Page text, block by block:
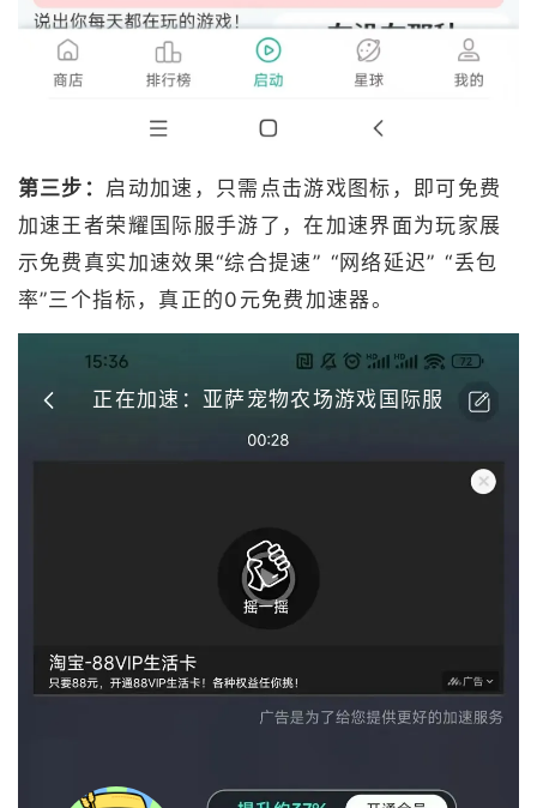
第三步： 启动加速，只需点击游戏图标，即可免费
加速王者荣耀国际服手游了，在加速界面为玩家展
示免费真实加速效果“综合提速” “网络延迟” “丢包
率”三个指标，真正的0元免费加速器。
正在加速：亚萨宠物农场游戏国际服